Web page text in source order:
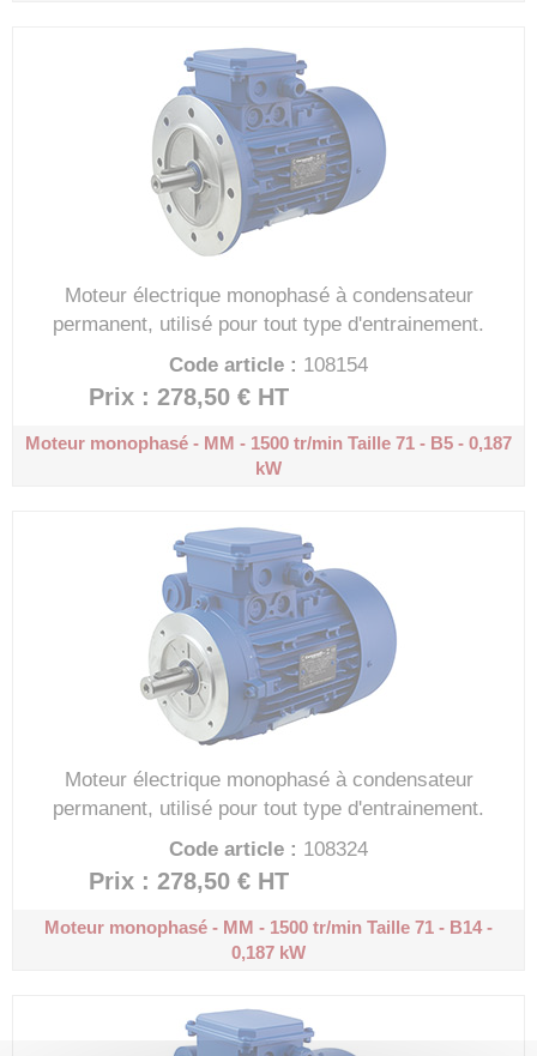
Moteur électrique monophasé à condensateur
permanent, utilisé pour tout type d'entrainement.
Code article : 108154
Prix : 278,50 € HT
Moteur monophasé - MM - 1500 tr/min Taille 71 - B5 - 0,187
kW
Moteur électrique monophasé à condensateur
permanent, utilisé pour tout type d'entrainement.
Code article : 108324
Prix : 278,50 € HT
Moteur monophasé - MM - 1500 tr/min Taille 71 - B14 -
0,187 kW